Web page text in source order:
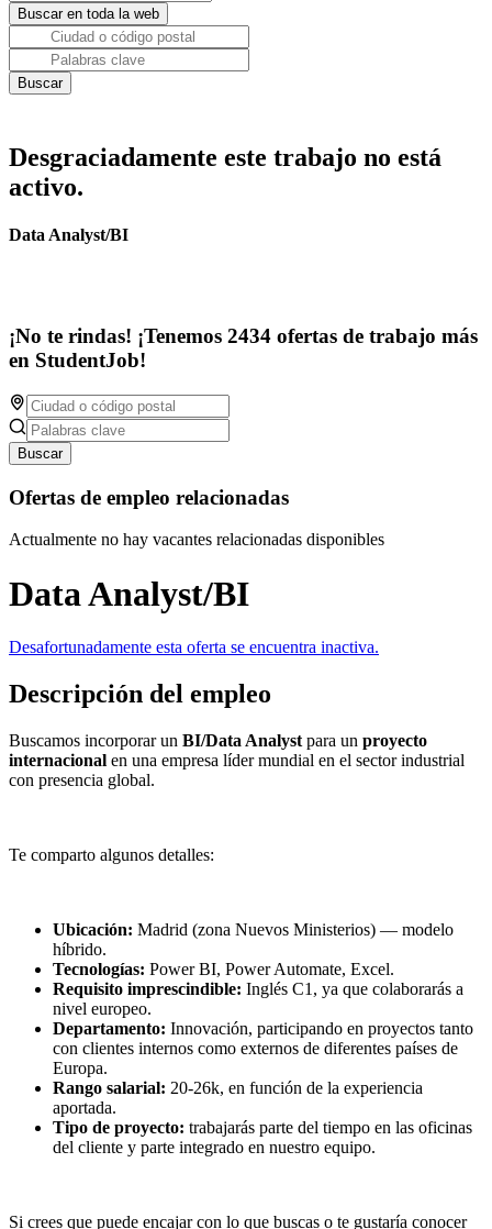
Desgraciadamente este trabajo no está
activo.
Data Analyst/BI
¡No te rindas! ¡Tenemos 2434 ofertas de trabajo más
en StudentJob!
Buscar
Ofertas de empleo relacionadas
Actualmente no hay vacantes relacionadas disponibles
Data Analyst/BI
Desafortunadamente esta oferta se encuentra inactiva.
Descripción del empleo
Buscamos incorporar un BI/Data Analyst para un proyecto
internacional en una empresa líder mundial en el sector industrial
con presencia global.
Te comparto algunos detalles:
Ubicación: Madrid (zona Nuevos Ministerios) — modelo
híbrido.
Tecnologías: Power BI, Power Automate, Excel.
Requisito imprescindible: Inglés C1, ya que colaborarás a
nivel europeo.
Departamento: Innovación, participando en proyectos tanto
con clientes internos como externos de diferentes países de
Europa.
Rango salarial: 20-26k, en función de la experiencia
aportada.
Tipo de proyecto: trabajarás parte del tiempo en las oficinas
del cliente y parte integrado en nuestro equipo.
Si crees que puede encajar con lo que buscas o te gustaría conocer